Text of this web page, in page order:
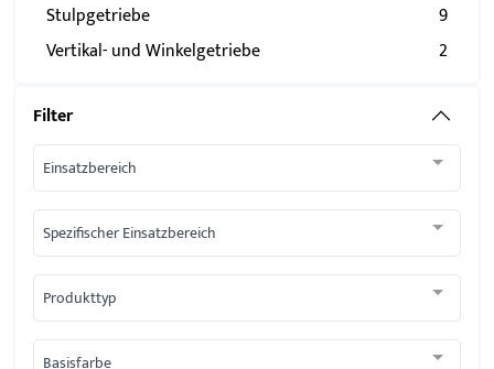
Stulpgetriebe
9
Vertikal- und Winkelgetriebe
2
Filter
Einsatzbereich
Spezifischer Einsatzbereich
Produkttyp
Basisfarbe